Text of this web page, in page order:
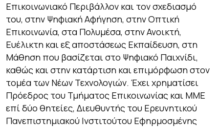
Επικοινωνιακό Περιβάλλον και τον σχεδιασμό
του, στην Ψηφιακή Αφήγηση, στην Οπτική
Επικοινωνία, στα Πολυμέσα, στην Ανοικτή,
Ευέλικτη και εξ αποστάσεως Εκπαίδευση, στη
Μάθηση που βασίζεται στο Ψηφιακό Παιχνίδι,
καθώς και στην κατάρτιση και επιμόρφωση στον
τομέα των Νέων Τεχνολογιών. Έχει χρηματίσει
Πρόεδρος του Τμήματος Επικοινωνίας και ΜΜΕ
επί δύο θητείες, Διευθυντής του Ερευνητικού
Πανεπιστημιακού Ινστιτούτου Εφηρμοσμένης